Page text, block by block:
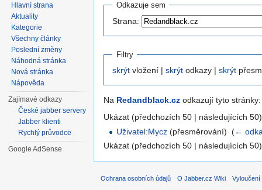
Odkazuje sem
Strana:
Filtry
skrýt vložení | skrýt odkazy | skrýt
Na Redandblack.cz odkazují tyto stránky:
Ukázat (předchozích 50 | následujících
Uživatel:Mycz (přesměrování) ‎ (←
Ukázat (předchozích 50 | následujících
Hlavní strana
Aktuality
Kategorie
Všechny články
Poslední změny
Náhodná stránka
Nová stránka
Nápověda
Zajímavé odkazy
České jabber servery
Jabber klienti
Rychlý průvodce
Google AdSense
Ochrana osobních údajů O Jabber.cz Wiki Vyloučení